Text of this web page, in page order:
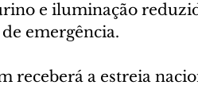
e iluminação
emergência.
receberá a estreia